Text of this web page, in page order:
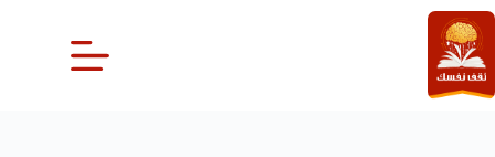
التجاوز
إلى
المحتوى